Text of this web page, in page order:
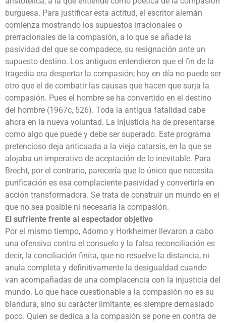
burguesa. Para justificar esta actitud, el escritor alemán
comienza mostrando los supuestos irracionales o
prerracionales de la compasión, a lo que se añade la
pasividad del que se compadece, su resignación ante un
supuesto destino. Los antiguos entendieron que el fin de la
tragedia era despertar la compasión; hoy en día no puede ser
otro que el de combatir las causas que hacen que surja la
compasión. Pues el hombre se ha convertido en el destino
del hombre (1967c, 526). Toda la antigua fatalidad cabe
ahora en la nueva voluntad. La injusticia ha de presentarse
como algo que puede y debe ser superado. Este programa
pretencioso deja anticuada a la vieja catarsis, en la que se
alojaba un imperativo de aceptación de lo inevitable. Para
Brecht, por el contrario, parecería que lo único que necesita
purificación es esa complaciente pasividad y convertirla en
acción transformadora. Se trata de construir un mundo en el
que no sea posible ni necesaria la compasión.
El sufriente frente al espectador objetivo
Por el mismo tiempo, Adorno y Horkheimer llevaron a cabo
una ofensiva contra el consuelo y la falsa reconciliación es
decir, la conciliación finita, que no resuelve la distancia, ni
anula completa y definitivamente la desigualdad cuando
van acompañadas de una complacencia con la injusticia del
mundo. Lo que hace cuestionable a la compasión no es su
blandura, sino su carácter limitante; es siempre demasiado
poco. Quien se dedica a la compasión se pone en contra de